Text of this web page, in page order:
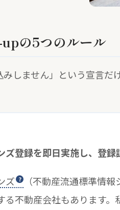
の5つのルール
みしません」という宣言だ
ズ登録を即日実施し、登
ズ
（不動産流通標準情
る不動産会社もあります。